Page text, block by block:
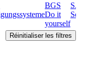
BGS
Do it
yourself
SAPI
Selco
Réinitialiser les filtres